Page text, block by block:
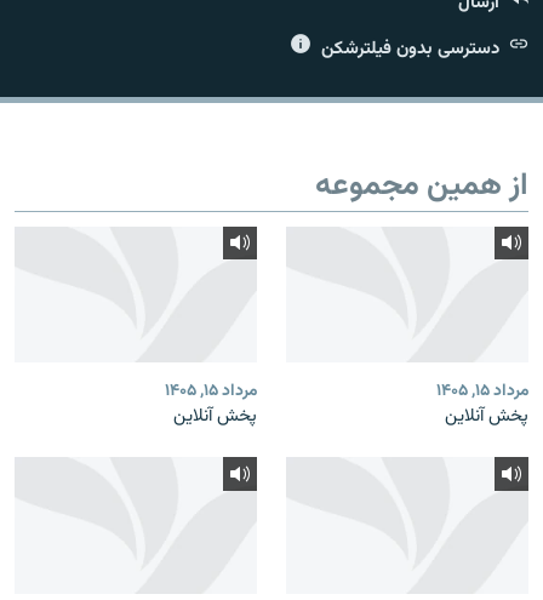
دسترسی بدون فیلترشکن
از همین مجموعه
مرداد ۱۵, ۱۴۰۵
پخش آنلاین
مرداد ۱۵, ۱۴۰۵
پخش آنلاین